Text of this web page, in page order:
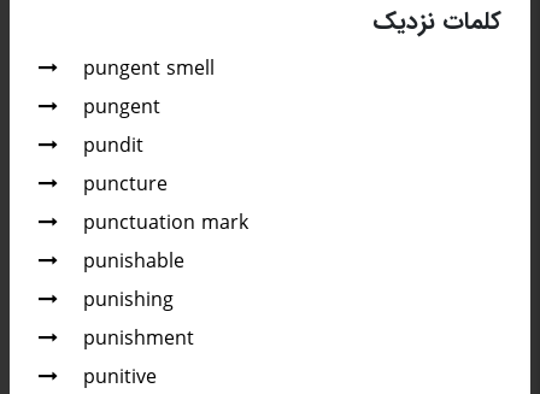
کلمات نزدیک
pungent smell
pungent
pundit
puncture
punctuation mark
punishable
punishing
punishment
punitive